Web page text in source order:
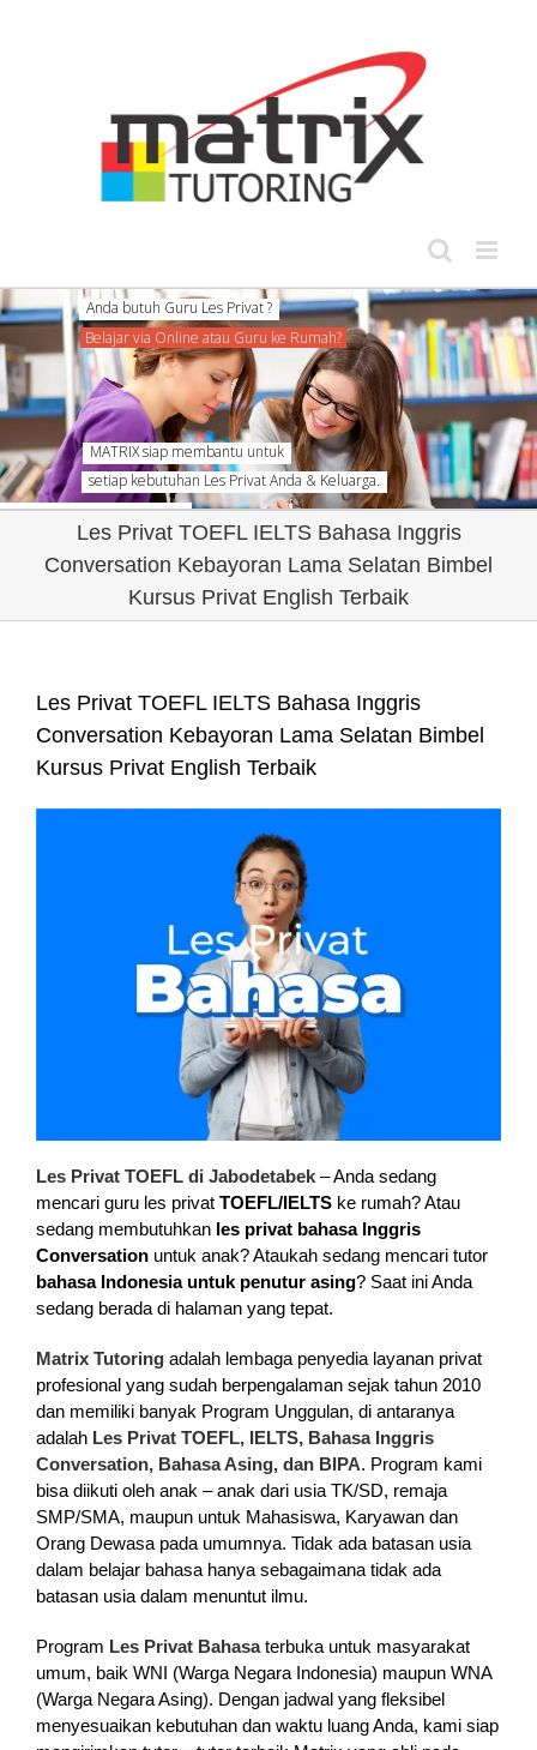
Anda butuh Guru Les Privat ?
Belajar via Online atau Guru ke Rumah?
MATRIX siap membantu untuk
setiap kebutuhan Les Privat Anda & Keluarga.
Les Privat TOEFL IELTS Bahasa Inggris
Conversation Kebayoran Lama Selatan Bimbel
Kursus Privat English Terbaik
Les Privat TOEFL IELTS Bahasa Inggris
Conversation Kebayoran Lama Selatan Bimbel
Kursus Privat English Terbaik
Les Privat TOEFL di Jabodetabek – Anda sedang
mencari guru les privat TOEFL/IELTS ke rumah? Atau
sedang membutuhkan les privat bahasa Inggris
Conversation untuk anak? Ataukah sedang mencari tutor
bahasa Indonesia untuk penutur asing? Saat ini Anda
sedang berada di halaman yang tepat.
Matrix Tutoring adalah lembaga penyedia layanan privat
profesional yang sudah berpengalaman sejak tahun 2010
dan memiliki banyak Program Unggulan, di antaranya
adalah Les Privat TOEFL, IELTS, Bahasa Inggris
Conversation, Bahasa Asing, dan BIPA. Program kami
bisa diikuti oleh anak – anak dari usia TK/SD, remaja
SMP/SMA, maupun untuk Mahasiswa, Karyawan dan
Orang Dewasa pada umumnya. Tidak ada batasan usia
dalam belajar bahasa hanya sebagaimana tidak ada
batasan usia dalam menuntut ilmu.
Program Les Privat Bahasaterbuka untuk masyarakat
umum, baik WNI (Warga Negara Indonesia) maupun WNA
(Warga Negara Asing). Dengan jadwal yang fleksibel
menyesuaikan kebutuhan dan waktu luang Anda, kami siap